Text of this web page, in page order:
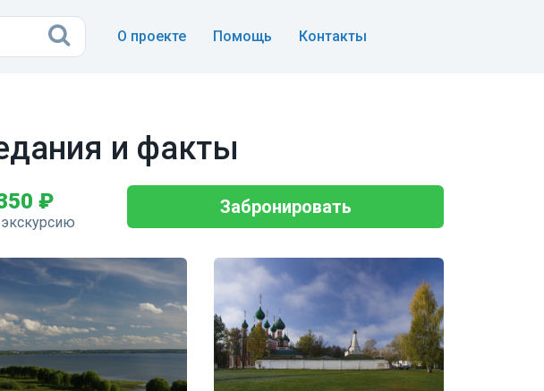
О проекте Помощь Контакты
и факты
₽ Забронировать